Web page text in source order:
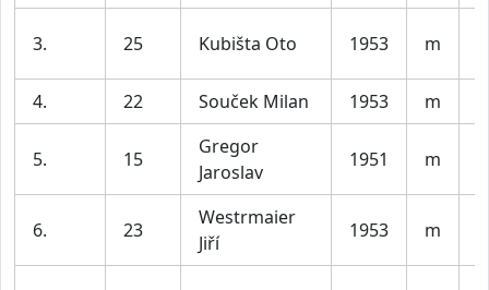
3. 25 Kubišta Oto 1953 m
4.
22 Souček Milan 1953 m
5. 15
Gregor
Jaroslav
1951 m
6. 23
Westrmaier
Jiří
1953 m